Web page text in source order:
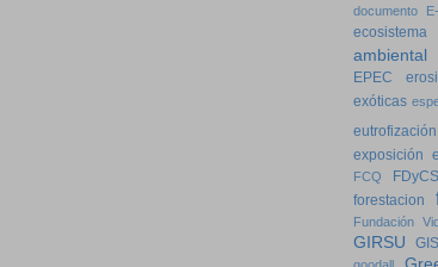
documento
ecosistema
ambiental
EPEC
exóticas
eutrofización
exposición
FCQ FDyCS
forestacion
Fundación
GIRSU
GIS